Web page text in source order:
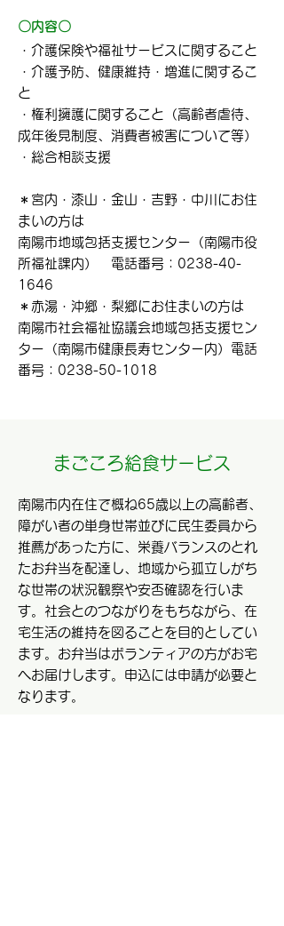
〇内容〇
・介護保険や福祉サービスに関すること
・介護予防、健康維持・増進に関するこ
と
・権利擁護に関すること（高齢者虐待、
成年後見制度、消費者被害について等）
・総合相談支援
＊宮内・漆山・金山・吉野・中川にお住
まいの方は
南陽市地域包括支援センター（南陽市役
所福祉課内） 電話番号：0238-40-
1646
＊赤湯・沖郷・梨郷にお住まいの方は
南陽市社会福祉協議会地域包括支援セン
ター（南陽市健康長寿センター内）電話
番号：0238-50-1018
まごころ給食サービス
南陽市内在住で概ね65歳以上の高齢者、
障がい者の単身世帯並びに民生委員から
推薦があった方に、栄養バランスのとれ
たお弁当を配達し、地域から孤立しがち
な世帯の状況観察や安否確認を行いま
す。社会とのつながりをもちながら、在
宅生活の維持を図ることを目的としてい
ます。お弁当はボランティアの方がお宅
へお届けします。申込には申請が必要と
なります。